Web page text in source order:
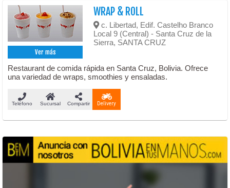
Ver más
WRAP & ROLL
c. Libertad, Edif. Castelho Branco
Local 9 (Central) - Santa Cruz de la
Sierra, SANTA CRUZ
Restaurant de comida rápida en Santa Cruz, Bolivia. Ofrece
una variedad de wraps, smoothies y ensaladas.
Teléfono Sucursal Compartir Delivery